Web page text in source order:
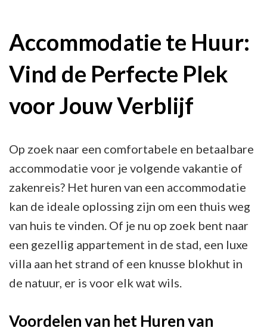
Accommodatie
te
voor
Verblijf
Accommodatie te Huur:
Vind de Perfecte Plek
voor Jouw Verblijf
Op zoek naar een comfortabele en betaalbare
accommodatie voor je volgende vakantie of
zakenreis? Het huren van een accommodatie
kan de ideale oplossing zijn om een thuis weg
van huis te vinden. Of je nu op zoek bent naar
een gezellig appartement in de stad, een luxe
villa aan het strand of een knusse blokhut in
de natuur, er is voor elk wat wils.
Voordelen van het Huren van